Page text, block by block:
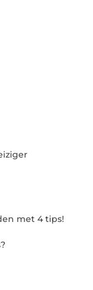
met 4 tips!